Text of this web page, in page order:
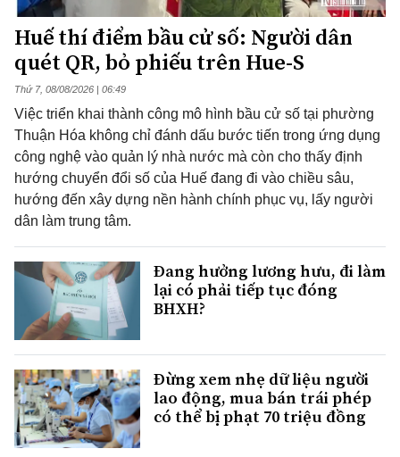
Huế thí điểm bầu cử số: Người dân
quét QR, bỏ phiếu trên Hue-S
Thứ 7, 08/08/2026 | 06:49
Việc triển khai thành công mô hình bầu cử số tại phường
Thuận Hóa không chỉ đánh dấu bước tiến trong ứng dụng
công nghệ vào quản lý nhà nước mà còn cho thấy định
hướng chuyển đổi số của Huế đang đi vào chiều sâu,
hướng đến xây dựng nền hành chính phục vụ, lấy người
dân làm trung tâm.
Đang hưởng lương hưu, đi làm
lại có phải tiếp tục đóng
BHXH?
Đừng xem nhẹ dữ liệu người
lao động, mua bán trái phép
có thể bị phạt 70 triệu đồng